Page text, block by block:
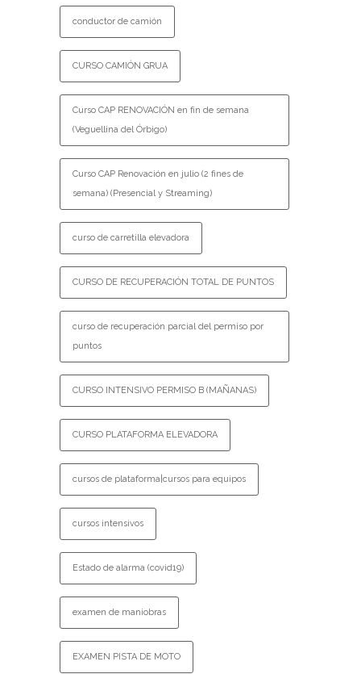
conductor de camión
CURSO CAMIÓN GRUA
Curso CAP RENOVACIÓN en fin de semana
(Veguellina del Órbigo)
Curso CAP Renovación en julio (2 fines de
semana) (Presencial y Streaming)
curso de carretilla elevadora
CURSO DE RECUPERACIÓN TOTAL DE PUNTOS
curso de recuperación parcial del permiso por
puntos
CURSO INTENSIVO PERMISO B (MAÑANAS)
CURSO PLATAFORMA ELEVADORA
cursos de plataforma|cursos para equipos
cursos intensivos
Estado de alarma (covid19)
examen de maniobras
EXAMEN PISTA DE MOTO